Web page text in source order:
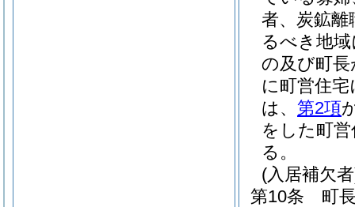
者、炭鉱離
るべき地
の及び町
に町営住
は、 第2項
をした町
る。
(入居補欠
第10条
町